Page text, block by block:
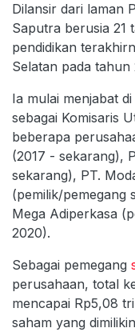
Dilansir dari laman
Saputra berusia 21
pendidikan
Selatan pada tahun
Ia mulai menjabat
sebagai Komisaris
beberapa
(2017 - sekarang),
sekarang), PT.
(pemilik/pemegang
Mega Adiperkasa
2020).
Sebagai pemegang
perusahaan, total
mencapai Rp5,08
saham yang